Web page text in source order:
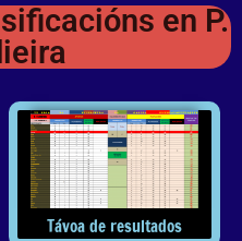
en P.
Távoa de resultados